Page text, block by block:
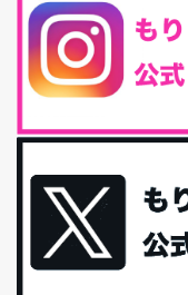
腸内環境を整えること
は思っています。 ヒト
iHerb特大セール終了間
最近お風呂上がりの炭
礼品トップ５を紹介し
更年期を穏やかに乗り
アラフィフからの体と
といった更年期症状はま